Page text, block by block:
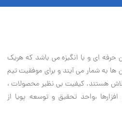
ای و با انگیزه می باشد که هریک
به شمار می آیند و برای موفقیت تيم
هستند. کیفیت بی نظير محصولات ،
افزارها ،واحد تحقیق و توسعه پویا از